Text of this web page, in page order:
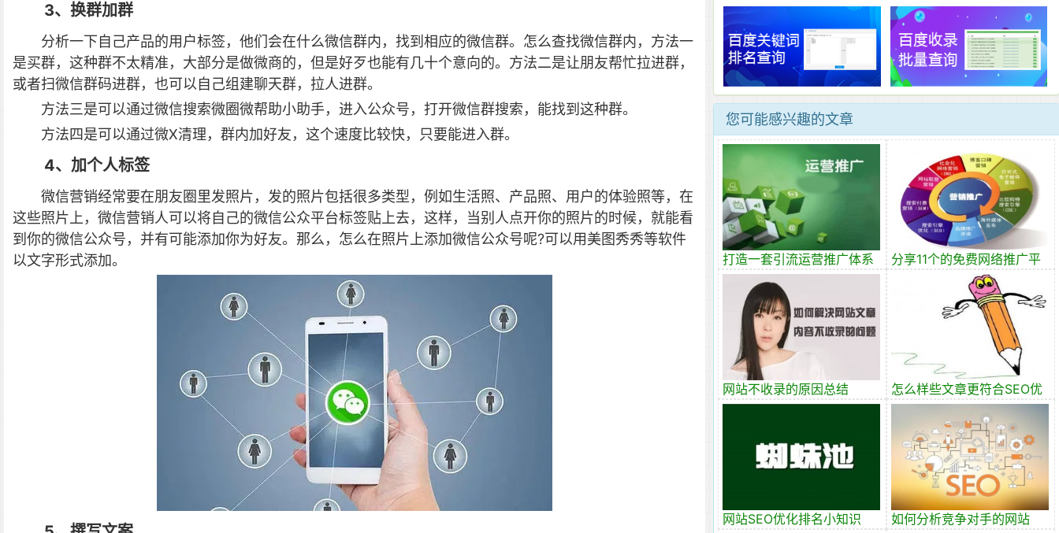
3、换群加群
分析一下自己产品的用户标签，他们会在什么微信群内，找到相应的微信群。怎么查找微信群内，方法一
是买群，这种群不太精准，大部分是做微商的，但是好歹也能有几十个意向的。方法二是让朋友帮忙拉进群，
或者扫微信群码进群，也可以自己组建聊天群，拉人进群。
方法三是可以通过微信搜索微圈微帮助小助手，进入公众号，打开微信群搜索，能找到这种群。
方法四是可以通过微X清理，群内加好友，这个速度比较快，只要能进入群。
4、加个人标签
微信营销经常要在朋友圈里发照片，发的照片包括很多类型，例如生活照、产品照、用户的体验照等，在
这些照片上，微信营销人可以将自己的微信公众平台标签贴上去，这样，当别人点开你的照片的时候，就能看
到你的微信公众号，并有可能添加你为好友。那么，怎么在照片上添加微信公众号呢?可以用美图秀秀等软件
以文字形式添加。
您可能感兴趣的文章
打造一套引流运营推广体系
分享11个的免费网络推广平
网站不收录的原因总结
怎么样些文章更符合SEO优
化？
网站SEO优化排名小知识 如何分析竞争对手的网站